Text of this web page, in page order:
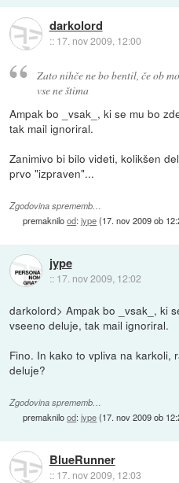
darkolord
:: 17. nov 2009, 12:00
Zato nihče ne bo bentil, če ob
vse ne štima
Ampak bo _vsak_, ki se mu bo
tak mail ignoriral.
Zanimivo bi bilo videti, kolikšen
prvo "izpraven"...
Zgodovina sprememb…
premaknilood:jype(17. nov 2009 ob
jype
:: 17. nov 2009, 12:02
darkolord> Ampak bo _vsak_, ki
vseeno deluje, tak mail ignoriral.
Fino. In kako to vpliva na karkoli,
deluje?
Zgodovina sprememb…
premaknilood:jype(17. nov 2009 ob
BlueRunner
:: 17. nov 2009, 12:03